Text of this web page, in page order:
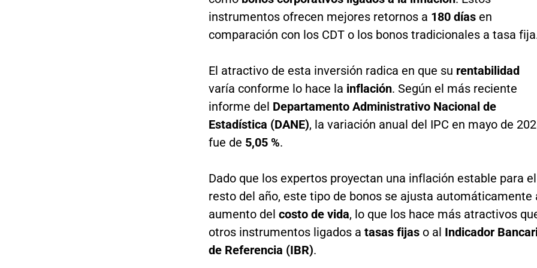
instrumentos ofrecen mejores retornos a 180 díasen
comparación con los CDT o los bonos tradicionales a tasa
El atractivo de esta inversión radica en que su rentabilidad
varía conforme lo hace la inflación. Según el más reciente
informe del Departamento Administrativo Nacional de
Estadística (DANE), la variación anual del IPC en mayo de
fue de 5,05 %.
Dado que los expertos proyectan una inflación estable para el
resto del año, este tipo de bonos se ajusta automáticamente
aumento del costo de vida, lo que los hace más atractivos
otros instrumentos ligados a tasas fijaso al Indicador
de Referencia (IBR).